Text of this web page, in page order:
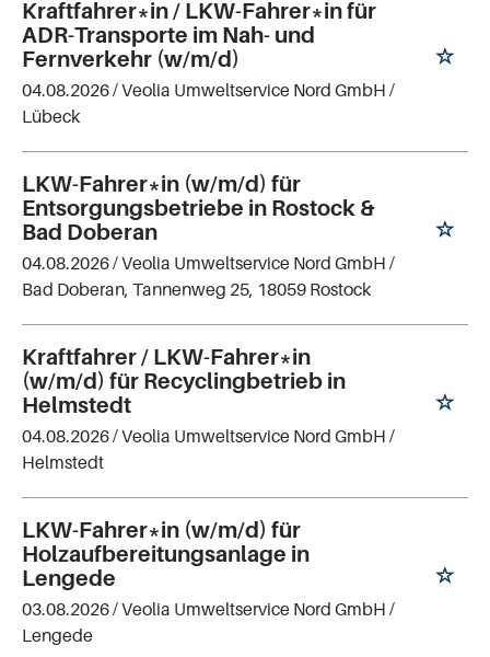
Kraftfahrer*in / LKW-Fahrer*in für
ADR-Transporte im Nah- und
Fernverkehr (w/m/d)
04.08.2026 /Veolia Umweltservice Nord GmbH /
Lübeck
LKW-Fahrer*in (w/m/d) für
Entsorgungsbetriebe in Rostock &
Bad Doberan
04.08.2026 /Veolia Umweltservice Nord GmbH /
Bad Doberan, Tannenweg 25, 18059 Rostock
Kraftfahrer / LKW-Fahrer*in
(w/m/d) für Recyclingbetrieb in
Helmstedt
04.08.2026 /Veolia Umweltservice Nord GmbH /
Helmstedt
LKW-Fahrer*in (w/m/d) für
Holzaufbereitungsanlage in
Lengede
03.08.2026 /Veolia Umweltservice Nord GmbH /
Lengede